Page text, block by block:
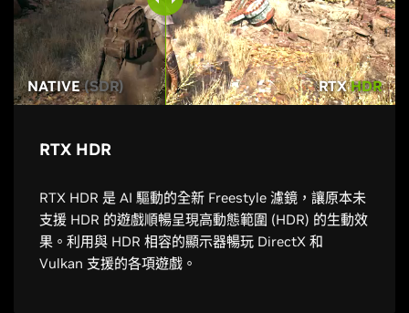
NATIVE(SDR) RTXHDR
RTX HDR
RTX HDR 是 AI 驅動的全新 Freestyle 濾鏡，讓原本未
支援 HDR 的遊戲順暢呈現高動態範圍 (HDR) 的生動效
果。利用與 HDR 相容的顯示器暢玩 DirectX 和
Vulkan 支援的各項遊戲。